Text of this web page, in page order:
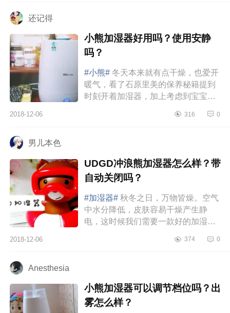
还记得
小熊加湿器好用吗？使用安静
吗？
#小熊# 冬天本来就有点干燥，也爱开
暖气，看了石原里美的保养秘籍提到
时刻开着加湿器，加上考虑到宝宝出
(有利于预防湿疹啥的)，于是买...
2018-12-06 316 0
男儿本色
UDGD冲浪熊加湿器怎么样？带
自动关闭吗？
#加湿器# 秋冬之日，万物皆燥。空气
中水分降低，皮肤容易干燥产生静
电，这时候我们需要一款好的加湿
方，为肌肤及时补充水分，云雾绕
2018-12-06 374 0
Anesthesia
小熊加湿器可以调节档位吗？出
雾怎么样？